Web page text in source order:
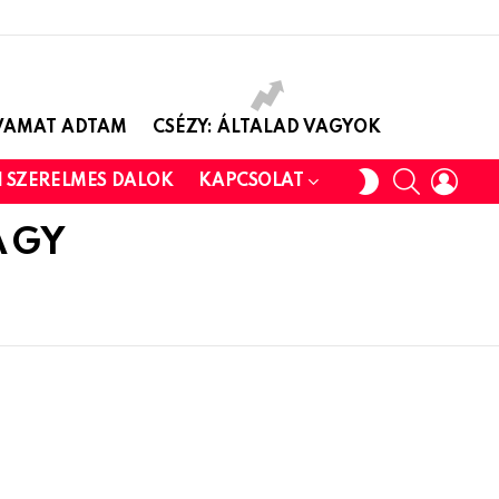
ADTAM CSÉZY: ÁLTALAD VAGYOK
SZERELMES DALOK KAPCSOLAT
SWITCH
SKIN
SEARCH